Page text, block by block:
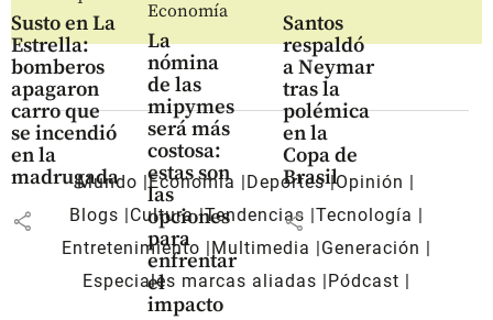
Susto en La
Estrella:
bomberos
apagaron
carro que
se incendió
en la
madrugada
share
Economía
La
nómina
de las
mipymes
será más
costosa:
estas son
las
opciones
para
enfrentar
el
impacto
Santos
respaldó
a Neymar
tras la
polémica
en la
Copa de
Brasil
share
Mundo Economía Deportes Opinión
Blogs
Cultura Tendencias Tecnología
Entretenimiento
Multimedia
Generación
Especiales marcas aliadas
Pódcast